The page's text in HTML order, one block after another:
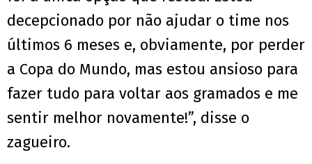
decepcionado por não ajudar o time nos
últimos 6 meses e, obviamente, por perder
a Copa do Mundo, mas estou ansioso para
fazer tudo para voltar aos gramados e me
sentir melhor novamente!”, disse o
zagueiro.